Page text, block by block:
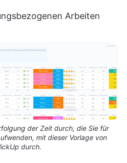
Arbeiten
der Zeit durch, die Sie für
mit dieser Vorlage von
durch.